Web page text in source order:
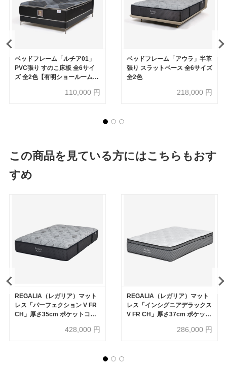
ベッドフレーム「ルチア01」
PVC張り すのこ床板 全6サイ
ズ 全2色【有明ショールーム30
110,000 円
ベッドフレーム「アウラ」半革
張り スラットベース 全6サイズ
全2色
218,000 円
この商品を見ている方にはこちらもおす
すめ
REGALIA（レガリア）マット
レス「パーフェクション V FR
CH」厚さ35cm ポケットコイ
428,000 円
REGALIA（レガリア）マット
レス「インシグニアデラックス
V FR CH」厚さ37cm ポケット
ルーム30周年記念特別価格】
286,000 円